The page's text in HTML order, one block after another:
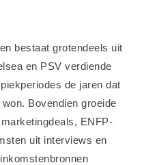
bestaat grotendeels uit
en PSV verdiende
de jaren dat
Bovendien groeide
ENFP-
uit interviews en